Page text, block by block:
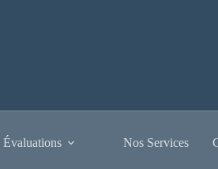
Évaluations Nos Services